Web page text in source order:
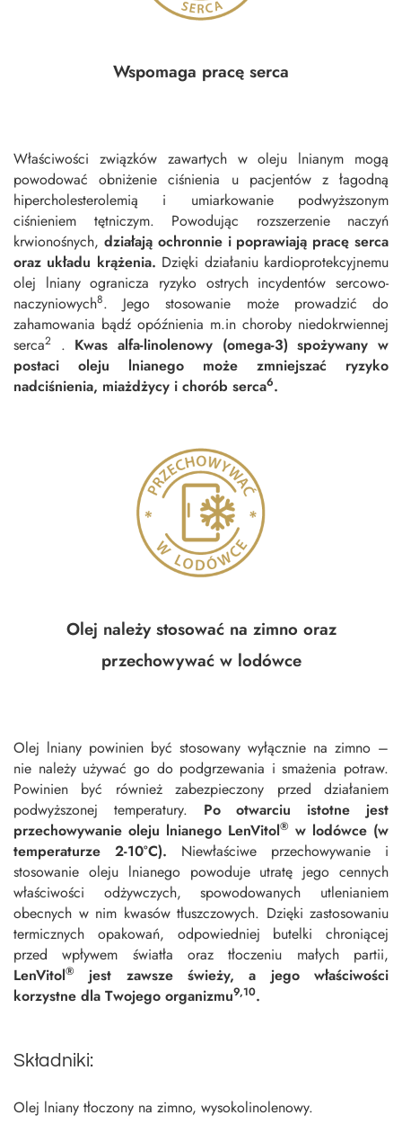
Wspomaga pracę serca
Właściwości związków zawartych w oleju lnianym mogą
powodować obniżenie ciśnienia u pacjentów z łagodną
hipercholesterolemią i umiarkowanie podwyższonym
ciśnieniem tętniczym. Powodując rozszerzenie naczyń
krwionośnych, działają ochronnie i poprawiają pracę serca
oraz układu krążenia. Dzięki działaniu kardioprotekcyjnemu
olej lniany ogranicza ryzyko ostrych incydentów sercowo-
naczyniowych8. Jego stosowanie może prowadzić do
zahamowania bądź opóźnienia m.in choroby niedokrwiennej
serca2 . Kwas alfa-linolenowy (omega-3) spożywany w
postaci
oleju lnianego
może zmniejszać ryzyko
nadciśnienia, miażdżycy i chorób serca6.
Olej należy stosować na zimno oraz
przechowywać w lodówce
Olej lniany powinien być stosowany wyłącznie na zimno –
nie należy używać go do podgrzewania i smażenia potraw.
Powinien być również zabezpieczony przed działaniem
podwyższonej temperatury. Po otwarciu istotne jest
przechowywanie oleju lnianego LenVitol® w lodówce (w
temperaturze 2-10°C). Niewłaściwe przechowywanie i
stosowanie oleju lnianego powoduje utratę jego cennych
właściwości odżywczych, spowodowanych utlenianiem
obecnych w nim kwasów tłuszczowych. Dzięki zastosowaniu
termicznych opakowań, odpowiedniej butelki chroniącej
przed wpływem światła oraz tłoczeniu małych partii,
LenVitol®
jest zawsze świeży, a jego właściwości
korzystne dla Twojego organizmu9,10.
Składniki:
Olej lniany tłoczony na zimno, wysokolinolenowy.